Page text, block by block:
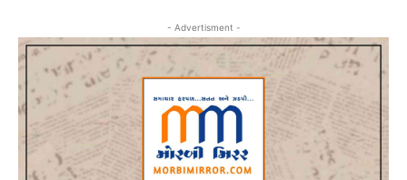
- Advertisment -